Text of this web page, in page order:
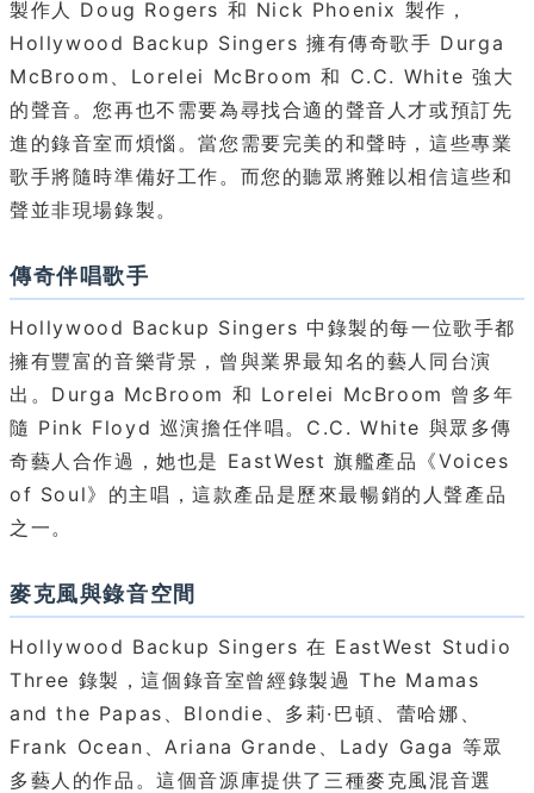
製作人 Doug Rogers 和 Nick Phoenix 製作，
Hollywood Backup Singers 擁有傳奇歌手 Durga
McBroom、Lorelei McBroom 和 C.C. White 強大
的聲音。您再也不需要為尋找合適的聲音人才或預訂先
進的錄音室而煩惱。當您需要完美的和聲時，這些專業
歌手將隨時準備好工作。而您的聽眾將難以相信這些和
聲並非現場錄製。
傳奇伴唱歌手
Hollywood Backup Singers 中錄製的每一位歌手都
擁有豐富的音樂背景，曾與業界最知名的藝人同台演
出。Durga McBroom 和 Lorelei McBroom 曾多年
隨 Pink Floyd 巡演擔任伴唱。C.C. White 與眾多傳
奇藝人合作過，她也是 EastWest 旗艦產品《Voices
of Soul》的主唱，這款產品是歷來最暢銷的人聲產品
之一。
麥克風與錄音空間
Hollywood Backup Singers 在 EastWest Studio
Three 錄製，這個錄音室曾經錄製過 The Mamas
and the Papas、Blondie、多莉·巴頓、蕾哈娜、
Frank Ocean、Ariana Grande、Lady Gaga 等眾
多藝人的作品。這個音源庫提供了三種麥克風混音選